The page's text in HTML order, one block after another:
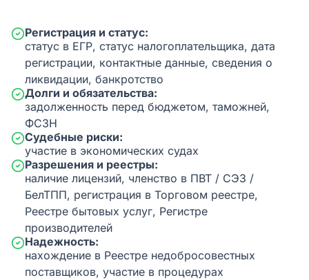
Регистрация и статус:
статус в ЕГР, статус налогоплательщика, дата
регистрации, контактные данные, сведения о
ликвидации, банкротство
Долги и обязательства:
задолженность перед бюджетом, таможней,
ФСЗН
Судебные риски:
участие в экономических судах
Разрешения и реестры:
наличие лицензий, членство в ПВТ / СЭЗ /
БелТПП, регистрация в Торговом реестре,
Реестре бытовых услуг, Регистре
производителей
Надежность:
нахождение в Реестре недобросовестных
поставщиков, участие в процедурах